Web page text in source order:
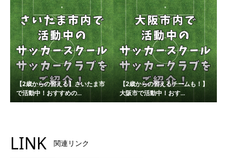
【2歳からの習える】さいたま市
で活動中！おすすめの...
【2歳からの習えるチームも！】
大阪市で活動中！おす...
LINK 関連リンク